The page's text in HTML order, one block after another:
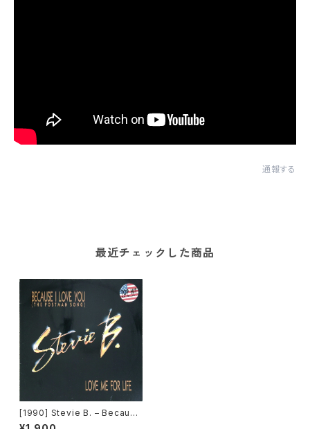
通報する
最近チェックした商品
[1990] Stevie B. – Because
I Love You (The Postman S